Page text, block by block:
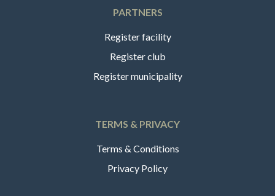
PARTNERS
Register facility
Register club
Register municipality
TERMS & PRIVACY
Terms & Conditions
Privacy Policy